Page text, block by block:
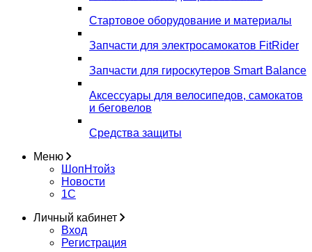
Стартовое оборудование и материалы
Запчасти для электросамокатов FitRider
Запчасти для гироскутеров Smart Balance
Аксессуары для велосипедов, самокатов
и беговелов
Средства защиты
Меню
ШопНтойз
Новости
1C
Личный кабинет
Вход
Регистрация